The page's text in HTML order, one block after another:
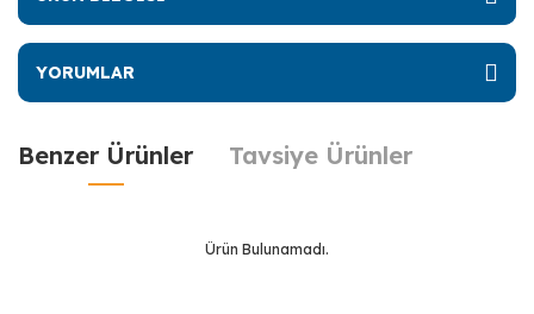
YORUMLAR
Benzer Ürünler Tavsiye Ürünler
Ürün Bulunamadı.